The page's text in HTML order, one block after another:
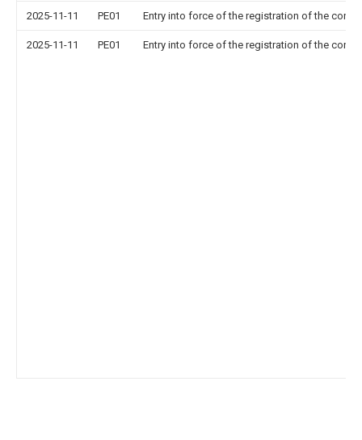
2025-11-11 PE01 Entry into force of the registration of the
2025-11-11 PE01 Entry into force of the registration of the